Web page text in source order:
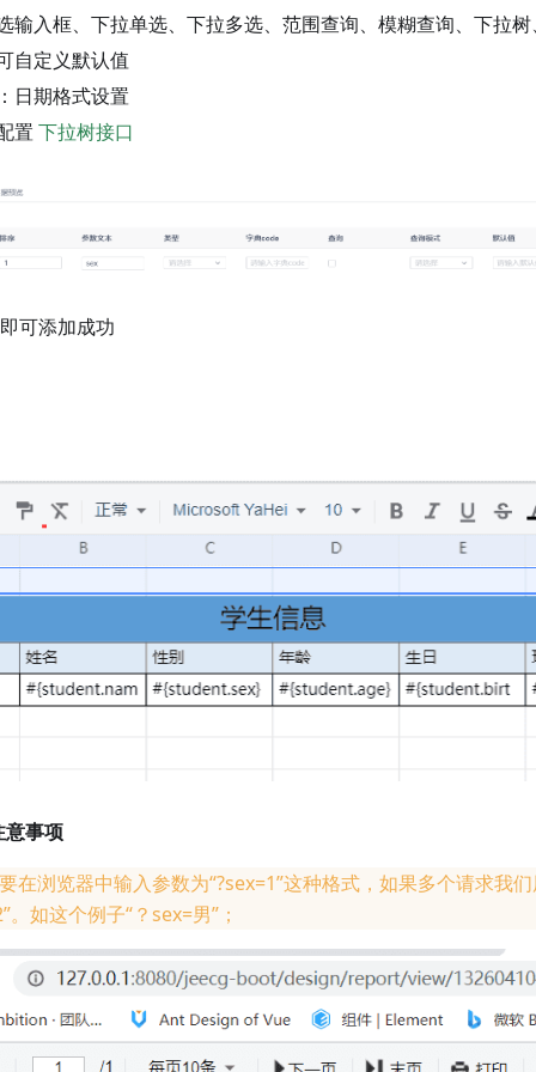
输入框、下拉单选、下拉多选、范围查询、模糊查询、下拉
自定义默认值
日期格式设置
置 下拉树接口
可添加成功
意事项
在浏览器中输入参数为“?sex=1”这种格式，如果多个请求我们
如这个例子“？sex=男”；